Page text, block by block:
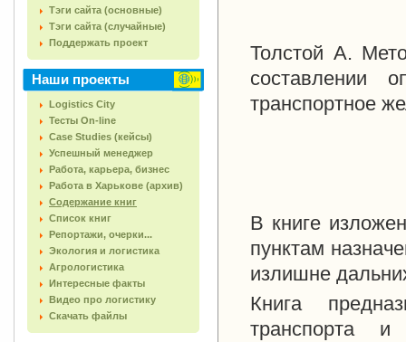
Тэги сайта (основные)
Тэги сайта (случайные)
Поддержать проект
Наши проекты
Logistics City
Тесты On-line
Case Studies (кейсы)
Успешный менеджер
Работа, карьера, бизнес
Работа в Харькове (архив)
Содержание книг
Список книг
Репортажи, очерки...
Экология и логистика
Агрологистика
Интересные факты
Видео про логистику
Скачать файлы
Толстой А.
составлении
транспортное
В книге
пунктам
излишне
Книга
транспорта